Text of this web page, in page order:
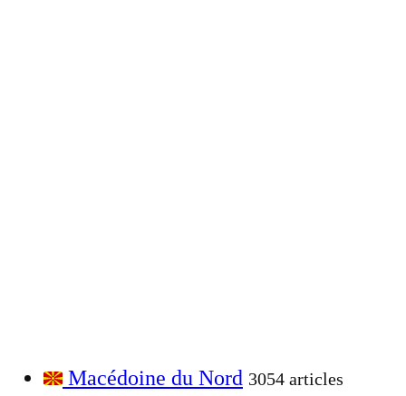
Macédoine du Nord 3054 articles